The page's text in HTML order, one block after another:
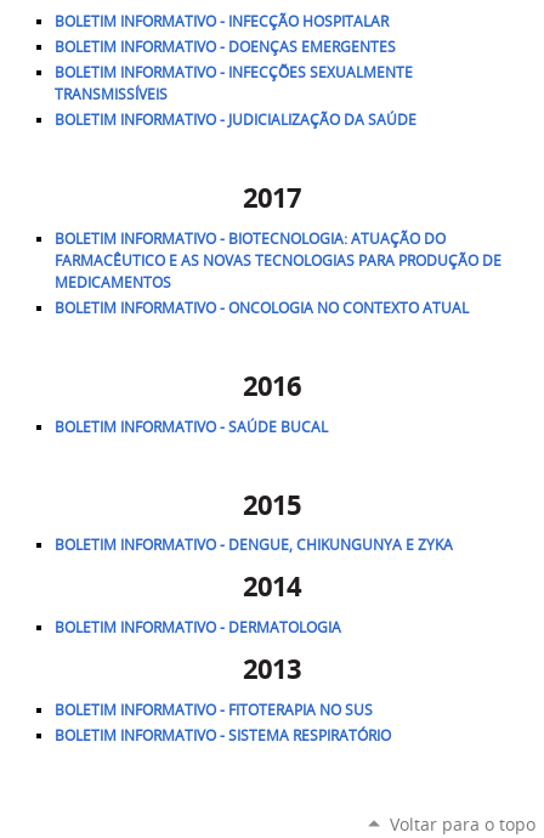
BOLETIM INFORMATIVO - INFECÇÃO HOSPITALAR
BOLETIM INFORMATIVO - DOENÇAS EMERGENTES
BOLETIM INFORMATIVO - INFECÇÕES SEXUALMENTE
TRANSMISSÍVEIS
BOLETIM INFORMATIVO - JUDICIALIZAÇÃO DA SAÚDE
2017
BOLETIM INFORMATIVO - BIOTECNOLOGIA: ATUAÇÃO DO
FARMACÊUTICO E AS NOVAS TECNOLOGIAS PARA PRODUÇÃO DE
MEDICAMENTOS
BOLETIM INFORMATIVO - ONCOLOGIA NO CONTEXTO ATUAL
2016
BOLETIM INFORMATIVO - SAÚDE BUCAL
2015
BOLETIM INFORMATIVO - DENGUE, CHIKUNGUNYA E ZYKA
2014
BOLETIM INFORMATIVO - DERMATOLOGIA
2013
BOLETIM INFORMATIVO - FITOTERAPIA NO SUS
BOLETIM INFORMATIVO - SISTEMA RESPIRATÓRIO
Voltar para o topo